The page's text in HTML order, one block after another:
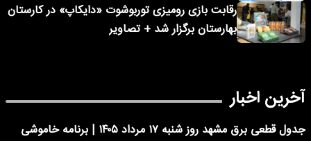
رقابت بازی رومیزی توربوشوت «دایکاپ» در کارستان
بهارستان برگزار شد + تصاویر
آخرین اخبار
جدول قطعی برق مشهد روز شنبه ۱۷ مرداد ۱۴۰۵ | برنامه خاموشی